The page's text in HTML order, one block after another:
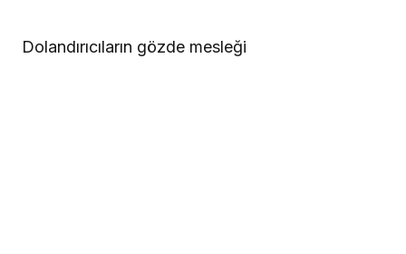
Dolandırıcıların gözde mesleği